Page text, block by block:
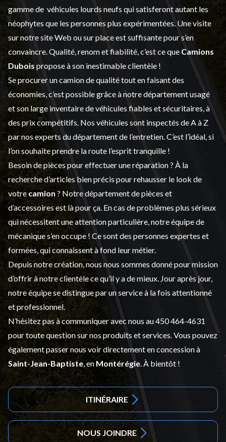
gamme de véhicules lourds neufs qui satisferont autant les
néophytes que les personnes plus expérimentées. Une visite
sur notre site Web ou sur place est suffisante pour s’en
convaincre. Qualité, renom et fiabilité, c’est ce que Camions
Dubois propose à son inestimable clientèle !
Se procurer un camion de qualité tout en faisant des
économies, c’est possible grâce à notredépartement usagé
et son large inventaire de véhicules fiables et sécuritaires, à
des prix compétitifs. Nos véhicules sont inspectés de A à Z
par nos experts du département de l’entretien . C’est l’idéal, si
l’on souhaite prendre la route l’esprit tranquille !
Besoin de pièces pour effectuer une réparation ? À la
recherche d’articles bien précis pour rehausser le look de
votre camion ? Notre département depièces et
d’accessoiresest là pour ça. En cas de problèmes plus sérieux
qui nécessitent une attention particulière, notre équipe de
mécanique s’en occupe ! Ce sont des personnes expertes et
formées, qui connaissent à fond leur métier.
Depuis notre création, nous nous sommes donné pour mission
d’offrir à notre clientèle ce qu’il y a de mieux. Jour après jour,
notre équipe se distingue par un service à la fois attentionné
et professionnel.
N’hésitez pas à communiquer avec nous au450 464-4631
pour toute question sur nos produits et services. Vous pouvez
également passer nous voir directement en concession à
Saint-Jean-Baptiste , en Montérégie . À bientôt !
ITINÉRAIRE
NOUS JOINDRE